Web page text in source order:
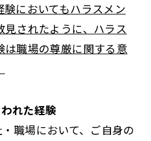
においてもハラスメン
見されたように、ハラス
は職場の尊厳に関する意
れた経験
職場において、ご自身の